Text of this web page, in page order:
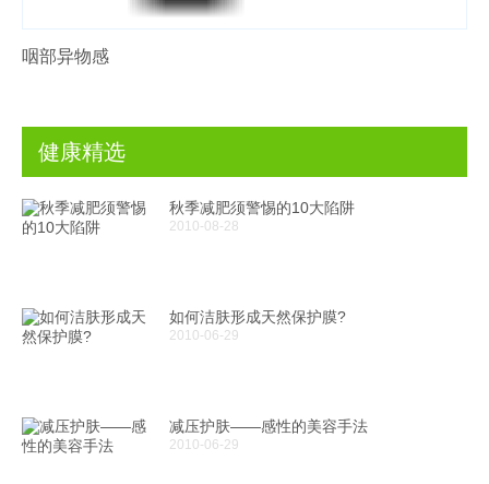
咽部异物感
健康精选
秋季减肥须警惕的10大陷阱
2010-08-28
如何洁肤形成天然保护膜?
2010-06-29
减压护肤——感性的美容手法
2010-06-29